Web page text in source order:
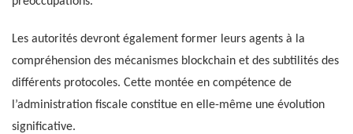
Les autorités devront également former leurs agents à la
compréhension des mécanismes blockchain et des subtilités des
différents protocoles. Cette montée en compétence de
l’administration fiscale constitue en elle-même une évolution
significative.